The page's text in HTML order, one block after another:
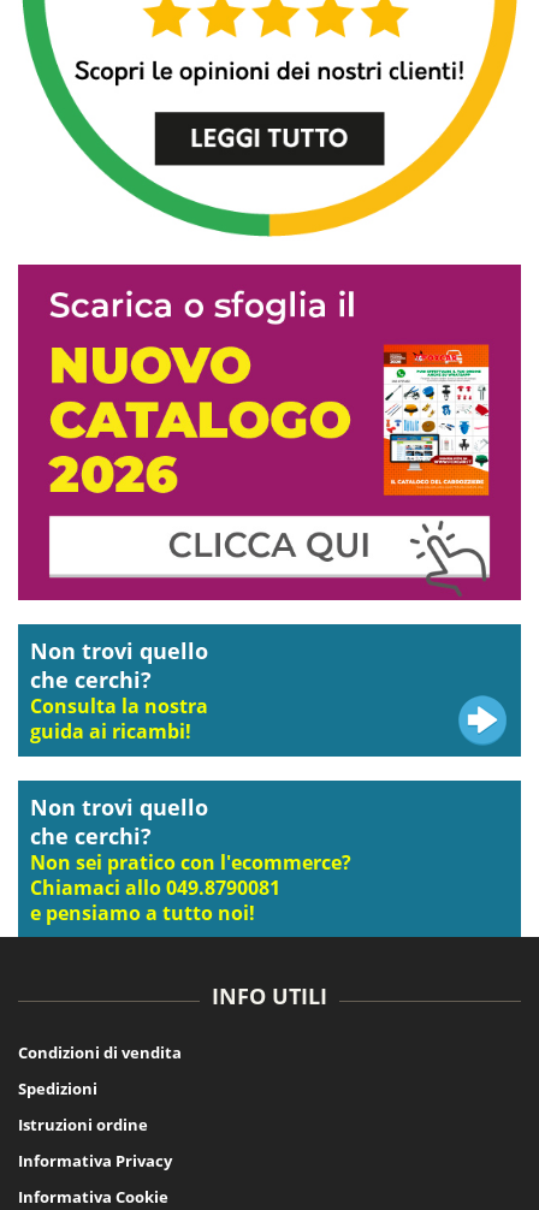
Non trovi quello
che cerchi?
Consulta la nostra
guida ai ricambi!
Non trovi quello
che cerchi?
Non sei pratico con l'ecommerce?
Chiamaci allo 049.8790081
e pensiamo a tutto noi!
INFO UTILI
Condizioni di vendita
Spedizioni
Istruzioni ordine
Informativa Privacy
Informativa Cookie